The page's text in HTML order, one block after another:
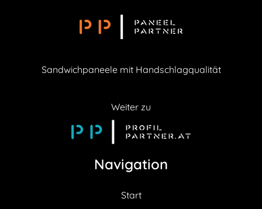
Sandwichpaneele mit Handschlagqualität
Weiter zu
Navigation
Start